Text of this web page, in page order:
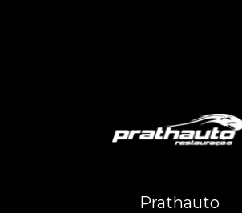
Prathauto